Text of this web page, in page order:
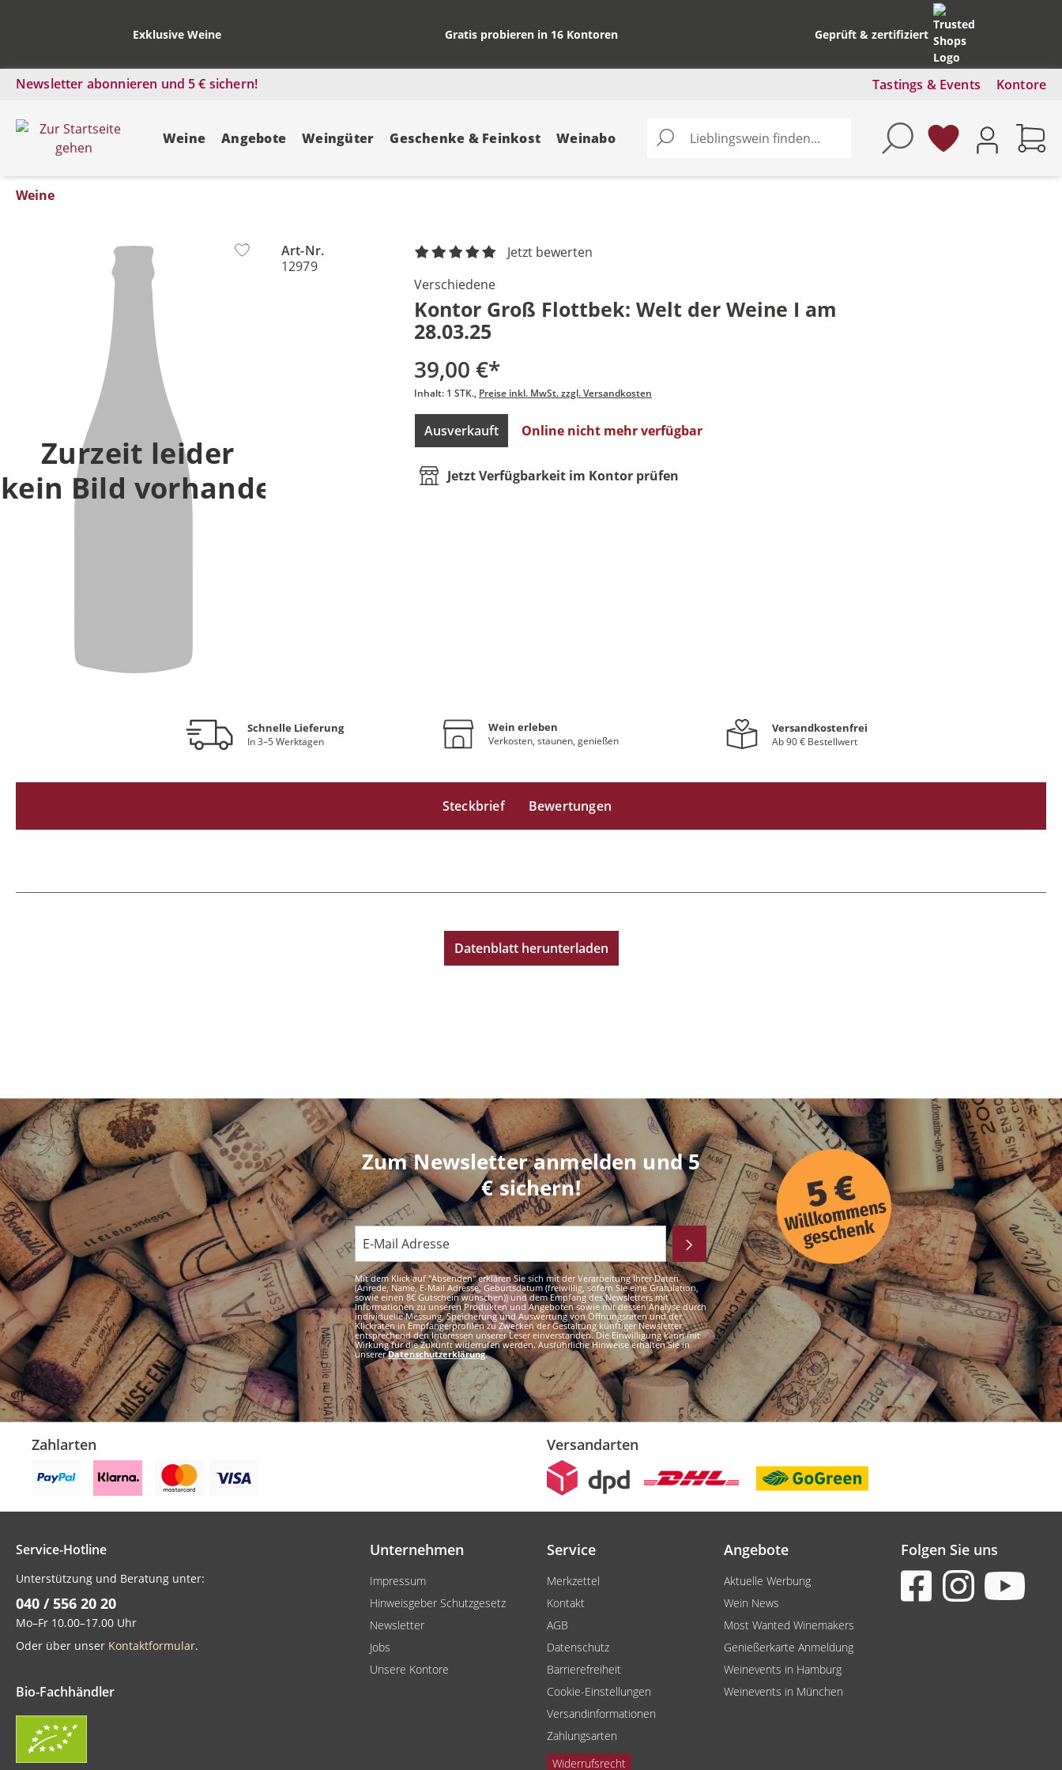
Exklusive Weine Gratis probieren in 16 Kontoren Geprüft & zertifiziert
Tastings & Events Kontore
Newsletter abonnieren und 5 € sichern!
Weine Angebote Weingüter Geschenke & Feinkost Weinabo
Weine
Bildergalerie überspringen
Zurzeit leider
kein Bild vorhanden
Art-Nr.
12979
Jetzt bewerten
Verschiedene
Kontor Groß Flottbek: Welt der Weine I am
28.03.25
39,00 €*
Inhalt: 1 STK. Preise inkl. MwSt. zzgl. Versandkosten
Ausverkauft Online nicht mehr verfügbar
Jetzt Verfügbarkeit im Kontor prüfen
Schnelle Lieferung
In 3–5 Werktagen
Wein erleben
Verkosten, staunen, genießen
Versandkostenfrei
Ab 90 € Bestellwert
Steckbrief Bewertungen
Datenblatt herunterladen
Zum Newsletter anmelden und 5
€ sichern!
Mit dem Klick auf "Absenden" erklären Sie sich mit der Verarbeitung Ihrer Daten
(Anrede, Name, E-Mail Adresse, Geburtsdatum (freiwillig, sofern Sie eine Gratulation,
sowie einen 8€ Gutschein wünschen)) und dem Empfang des Newsletters mit
Informationen zu unseren Produkten und Angeboten sowie mit dessen Analyse durch
individuelle Messung, Speicherung und Auswertung von Öffnungsraten und der
Klickraten in Empfängerprofilen zu Zwecken der Gestaltung künftiger Newsletter
entsprechend den Interessen unserer Leser einverstanden. Die Einwilligung kann mit
Wirkung für die Zukunft widerrufen werden. Ausführliche Hinweise erhalten Sie in
unsererDatenschutzerklärung.
Zahlarten Versandarten
Service-Hotline
Unterstützung und Beratung unter:
040 / 556 20 20
Mo–Fr 10.00–17.00 Uhr
Oder über unser Kontaktformular.
Bio-Fachhändler
Unternehmen
Impressum
Hinweisgeber Schutzgesetz
Newsletter
Jobs
Unsere Kontore
Service
Merkzettel
Kontakt
AGB
Datenschutz
Barrierefreiheit
Cookie-Einstellungen
Versandinformationen
Zahlungsarten
Widerrufsrecht
Angebote
Aktuelle Werbung
Wein News
Most Wanted Winemakers
Genießerkarte Anmeldung
Weinevents in Hamburg
Weinevents in München
Folgen Sie uns